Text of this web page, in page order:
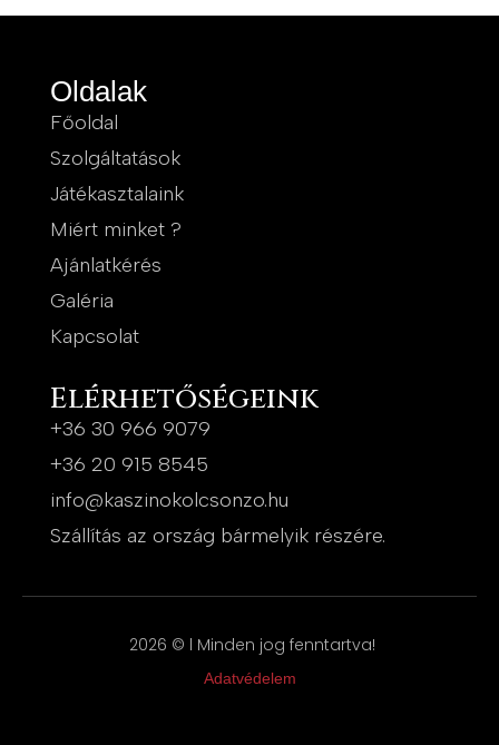
Oldalak
Főoldal
Szolgáltatások
Játékasztalaink
Miért minket ?
Ajánlatkérés
Galéria
Kapcsolat
Elérhetőségeink
+36 30 966 9079
+36 20 915 8545
info@kaszinokolcsonzo.hu
Szállítás az ország bármelyik részére.
2026 © l Minden jog fenntartva!
Adatvédelem